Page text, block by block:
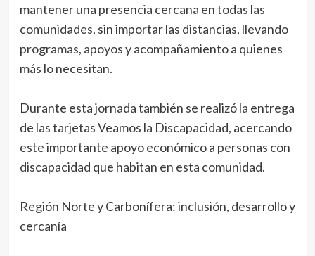
mantener una presencia cercana en todas las
comunidades, sin importar las distancias, llevando
programas, apoyos y acompañamiento a quienes
más lo necesitan.
Durante esta jornada también se realizó la entrega
de las tarjetas Veamos la Discapacidad, acercando
este importante apoyo económico a personas con
discapacidad que habitan en esta comunidad.
Región Norte y Carbonífera: inclusión, desarrollo y
cercanía